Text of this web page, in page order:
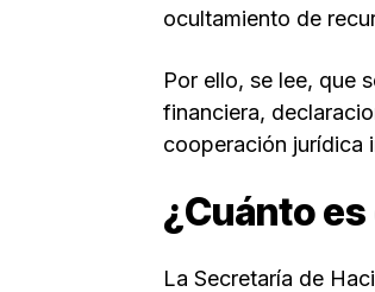
ocultamiento de
Por ello, se lee, que
financiera,
cooperación jurídica
¿Cuánto
La Secretaría de